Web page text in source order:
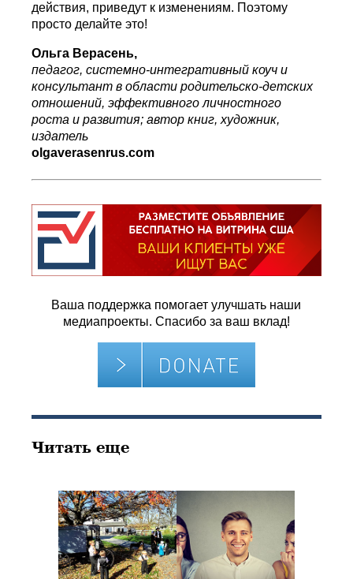
действия, приведут к изменениям. Поэтому
просто делайте это!
Ольга Верасень,
педагог, системно-интегративный коуч и
консультант в области родительско-детских
отношений, эффективного личностного
роста и развития; автор книг, художник,
издатель
olgaverasenrus.com
Ваша поддержка помогает улучшать наши
медиапроекты. Спасибо за ваш вклад!
Читать еще